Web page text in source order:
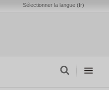
Sélectionner la langue (fr)